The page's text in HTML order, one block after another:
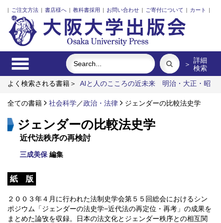
| ご注文方法 | 書店様へ | 教科書採用 | お問い合わせ | ご寄付について | カート |
＞ 詳細
検索
よく検索される書籍＞
AIと人のこころの近未来
明治・大正・昭
る
固体高分子形燃料電池要素材料・水素貯蔵材料の知的設計
全ての書籍 社会科学／政治・法律 ジェンダーの比較法史学
ジェンダーの比較法史学
近代法秩序の再検討
三成美保 編集
紙 版
２００３年４月に行われた法制史学会第５５回総会におけるシン
ポジウム「ジェンダーの法史学−近代法の再定位・再考」の成果を
まとめた論攷を収録。日本の法文化とジェンダー秩序との相互関